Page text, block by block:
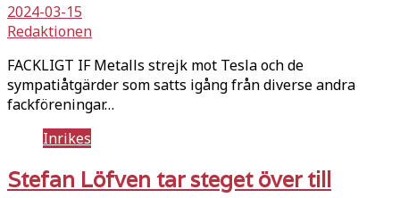
2024-03-15
Redaktionen
FACKLIGT IF Metalls strejk mot Tesla och de
sympatiåtgärder som satts igång från diverse andra
fackföreningar…
Inrikes
Stefan Löfven tar steget över till